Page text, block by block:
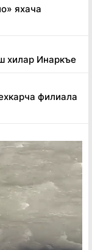
яхача
хилар Инаркъе
филиала